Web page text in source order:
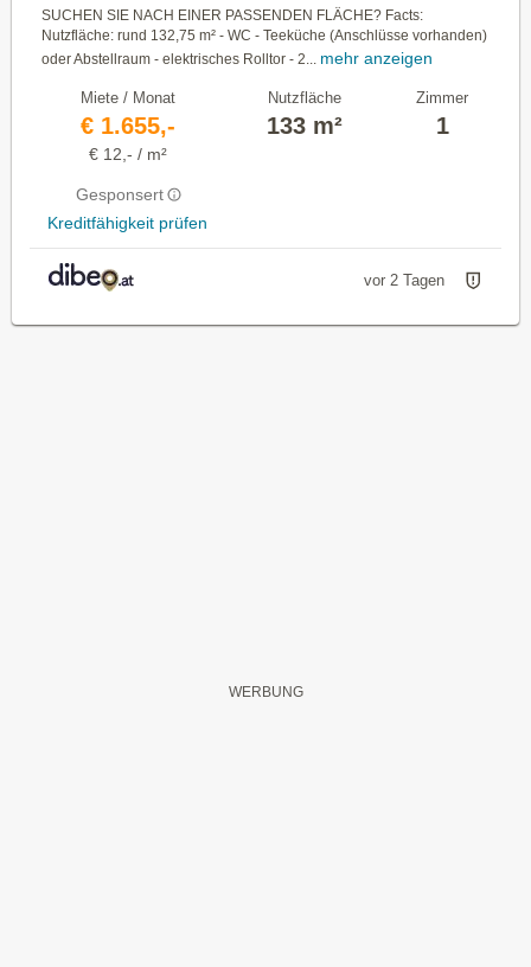
SUCHEN SIE NACH EINER PASSENDEN FLÄCHE? Facts:
Nutzfläche: rund 132,75 m² - WC - Teeküche (Anschlüsse vorhanden)
oder Abstellraum - elektrisches Rolltor - 2...
mehr anzeigen
Miete / Monat
€ 1.655,-
€ 12,- / m²
Gesponsert
Kreditfähigkeit prüfen
Nutzfläche
133 m²
Zimmer
1
vor 2 Tagen